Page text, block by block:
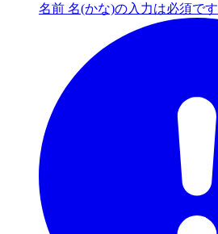
名前 名(かな)の入力は必須です